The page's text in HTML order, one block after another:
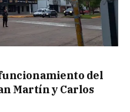
del
Martín y Carlos